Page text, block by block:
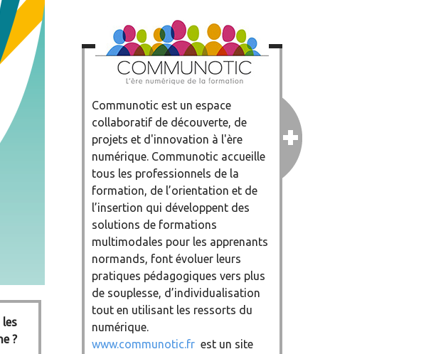
?
Communotic est un espace
collaboratif de découverte, de
projets et d'innovation à l'ère
numérique. Communotic accueille
tous les professionnels de la
formation, de l’orientation et de
l’insertion qui développent des
solutions de formations
multimodales pour les apprenants
normands, font évoluer leurs
pratiques pédagogiques vers plus
de souplesse, d’individualisation
tout en utilisant les ressorts du
numérique.
www.communotic.fr est un site